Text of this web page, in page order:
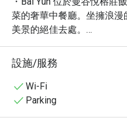
菜的奢華中餐廳。坐擁浪
美景的絕佳去處。
・無論是商務宴請或情侶約
求。餐廳以精湛的烹飪技藝
括脆皮燒肉、蜜汁叉燒和各
細細品味。
・預訂 Bai Yun，享受高達
設施/服務
Wi-Fi
Parking